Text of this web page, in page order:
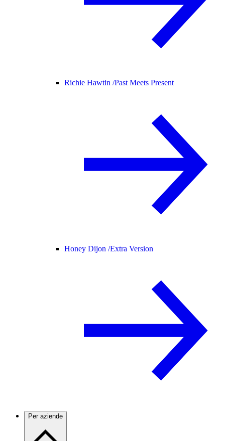
Richie Hawtin /Past Meets Present
Honey Dijon /Extra Version
Per aziende